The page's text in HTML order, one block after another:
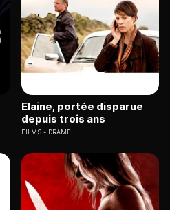
Elaine, portée disparue
depuis trois ans
FILMS DRAME